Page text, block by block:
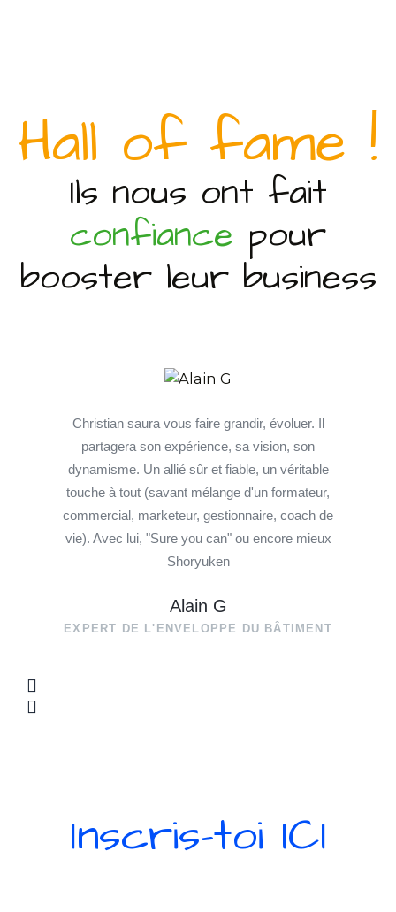
Hall of fame !
Ils nous ont fait
confiance pour
booster leur business
Christian saura vous faire grandir, évoluer. Il
partagera son expérience, sa vision, son
dynamisme. Un allié sûr et fiable, un véritable
touche à tout (savant mélange d'un formateur,
commercial, marketeur, gestionnaire, coach de
vie). Avec lui, "Sure you can" ou encore mieux
Shoryuken
Alain G
EXPERT DE L'ENVELOPPE DU BÂTIMENT
Inscris-toi ICI